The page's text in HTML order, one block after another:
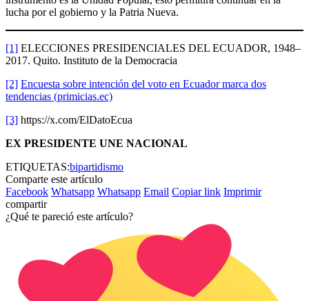
lucha por el gobierno y la Patria Nueva.
[1] ELECCIONES PRESIDENCIALES DEL ECUADOR, 1948–
2017. Quito. Instituto de la Democracia
[2] Encuesta sobre intención del voto en Ecuador marca dos
tendencias (primicias.ec)
[3] https://x.com/ElDatoEcua
EX PRESIDENTE UNE NACIONAL
ETIQUETAS:bipartidismo
Comparte este artículo
Facebook Whatsapp Whatsapp Email Copiar link Imprimir
compartir
¿Qué te pareció este artículo?